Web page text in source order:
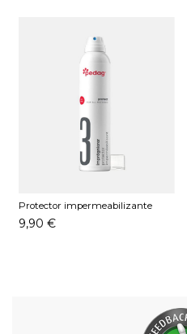
Protector impermeabilizante
Pedag 250 ML
9,90 €